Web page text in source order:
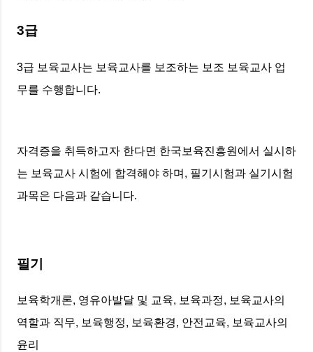
3급
3급 보육교사는 보육교사를 보조하는 보조 보육교사 업
무를 수행합니다.
자격증을 취득하고자 한다면 한국보육진흥원에서 실시하
는 보육교사 시험에 합격해야 하며, 필기시험과 실기시험
과목은 다음과 같습니다.
필기
보육학개론, 영유아발달 및 교육, 보육과정, 보육교사의
역할과 직무, 보육행정, 보육환경, 안전교육, 보육교사의
윤리